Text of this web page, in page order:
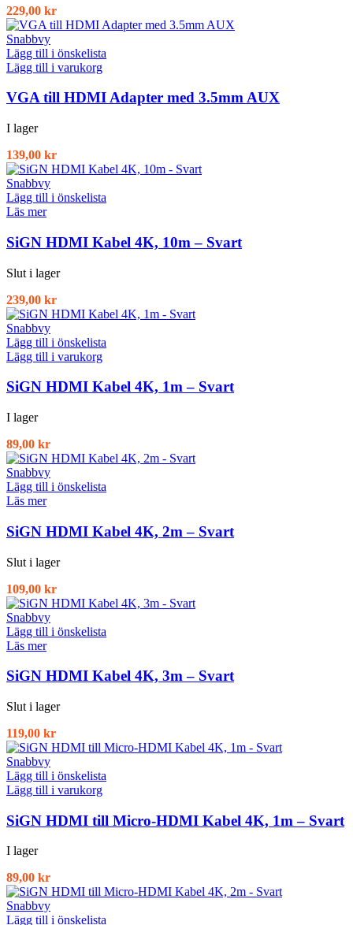
229,00 kr
Snabbvy
Lägg till i önskelista
Lägg till i varukorg
VGA till HDMI Adapter med 3.5mm AUX
I lager
139,00 kr
Snabbvy
Lägg till i önskelista
Läs mer
SiGN HDMI Kabel 4K, 10m – Svart
Slut i lager
239,00 kr
Snabbvy
Lägg till i önskelista
Lägg till i varukorg
SiGN HDMI Kabel 4K, 1m – Svart
I lager
89,00 kr
Snabbvy
Lägg till i önskelista
Läs mer
SiGN HDMI Kabel 4K, 2m – Svart
Slut i lager
109,00 kr
Snabbvy
Lägg till i önskelista
Läs mer
SiGN HDMI Kabel 4K, 3m – Svart
Slut i lager
119,00 kr
Snabbvy
Lägg till i önskelista
Lägg till i varukorg
SiGN HDMI till Micro-HDMI Kabel 4K, 1m – Svart
I lager
89,00 kr
Snabbvy
Lägg till i önskelista